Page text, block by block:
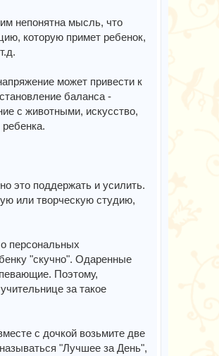
непонятна мысль, что
которую примет ребенок,
может привести к
баланса -
с животными, искусство,
это поддержать и усилить.
или творческую студию,
персональных
"скучно". Одаренные
Поэтому,
за такое
с дочкой возьмите две
"Лучшее за День",